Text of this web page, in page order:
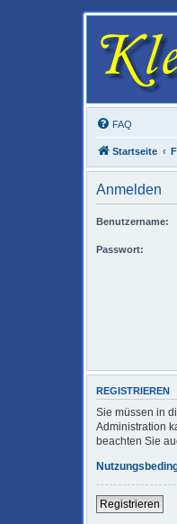
FAQ
Startseite
Anmelden
Benutzername:
Passwort:
REGISTRIEREN
Sie müssen in
Administration
beachten Sie
Registrieren